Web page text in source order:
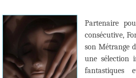
Partenaire
consécutive,
son Métrange
une sélection
fantastiques